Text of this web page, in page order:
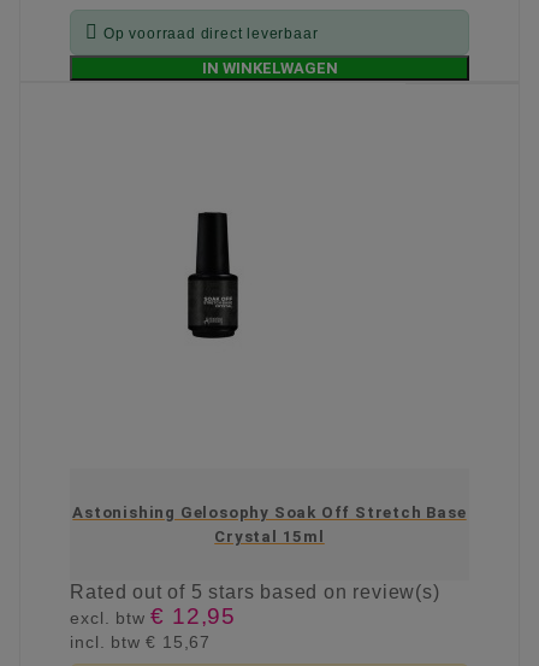
 Op voorraad direct leverbaar
IN WINKELWAGEN
Astonishing Gelosophy Soak Off Stretch Base
Crystal 15ml
Ratedout of 5 stars based on review(s)
excl. btw€ 12,95
incl. btw€ 15,67